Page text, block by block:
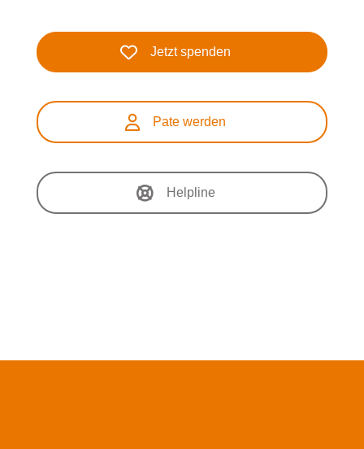
Jetzt spenden
Pate werden
Helpline